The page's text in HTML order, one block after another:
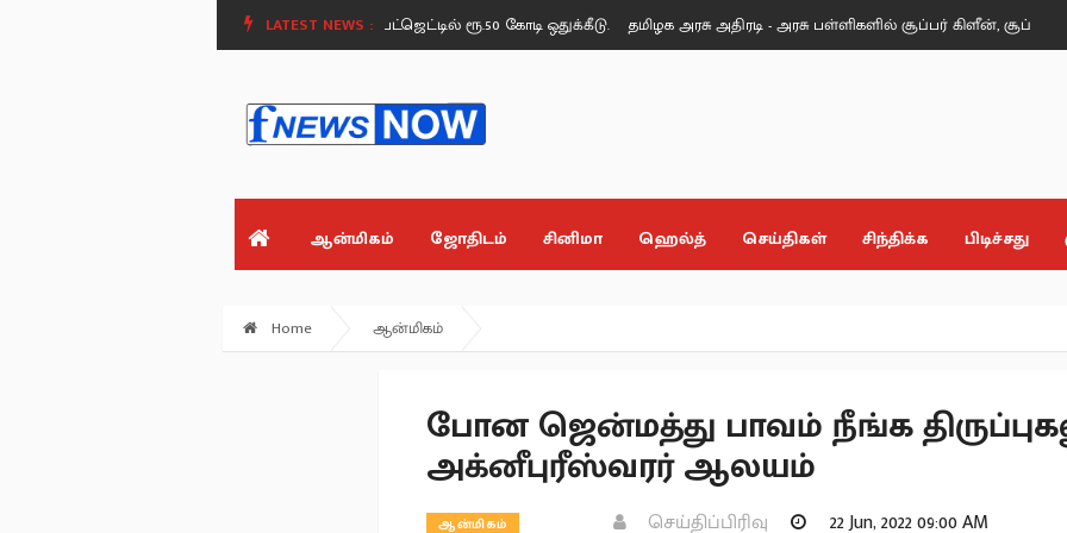
LATEST NEWS :
விளையாட்டு வீரர்களுக்கு ஜாக்பாட் - தமிழக பட்ஜெட்டில் ரூ.50 கோடி ஒதுக்கீடு. தமிழக அரசு அதிரடி - அரசு பள்ளிகளில் சூப்பர் கிளீன், சூப்பர் கேம்பஸ்
ஆன்மிகம் ஜோதிடம் சினிமா ஹெல்த் செய்திகள் சிந்திக்க பிடிச்சது
Home ஆன்மிகம்
போன ஜென்மத்து பாவம் நீங்க
அக்னீபுரீஸ்வரர் ஆலயம்
ஆன்மிகம் செய்திப்பிரிவு 22 Jun, 2022 09:00 AM